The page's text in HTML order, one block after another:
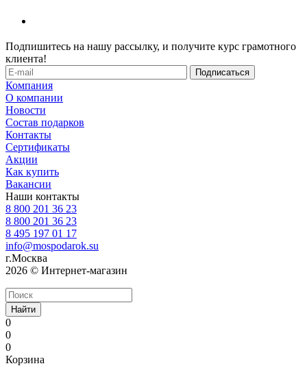
Подпишитесь на нашу рассылку, и получите курс грамотного
клиента!
Компания
О компании
Новости
Состав подарков
Контакты
Сертификаты
Акции
Как купить
Вакансии
Наши контакты
8 800 201 36 23
8 800 201 36 23
8 495 197 01 17
info@mospodarok.su
г.Москва
2026 © Интернет-магазин
Найти
0
0
0
Корзина